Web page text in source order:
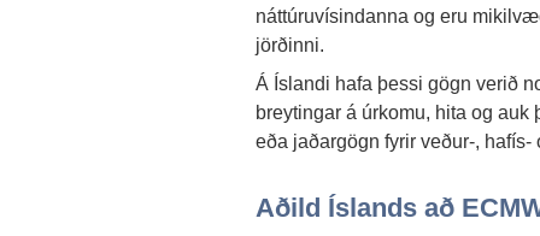
náttúruvísindanna og eru
jörðinni.
Á Íslandi hafa þessi gögn verið
breytingar á úrkomu, hita og
eða jaðargögn fyrir veður-,
Aðild Íslands að